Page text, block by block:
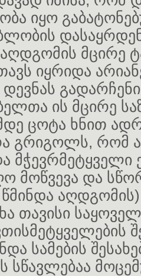
იყო
მცირე
იყრიდა
ის მცირე
ცოტა ხნით
გრიგოლს, რომ
მოწვევა და
წმინდა
თავისი
სამების
სწავლებაა